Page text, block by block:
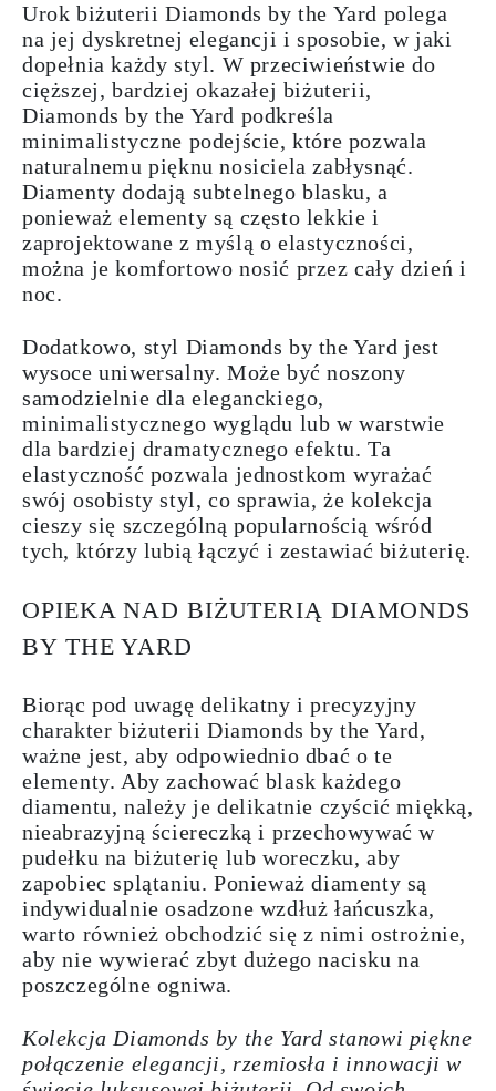
Urok biżuterii Diamonds by the Yard polega
na jej dyskretnej elegancji i sposobie, w jaki
dopełnia każdy styl. W przeciwieństwie do
cięższej, bardziej okazałej biżuterii,
Diamonds by the Yard podkreśla
minimalistyczne podejście, które pozwala
naturalnemu pięknu nosiciela zabłysnąć.
Diamenty dodają subtelnego blasku, a
ponieważ elementy są często lekkie i
zaprojektowane z myślą o elastyczności,
można je komfortowo nosić przez cały dzień i
noc.
Dodatkowo, styl Diamonds by the Yard jest
wysoce uniwersalny. Może być noszony
samodzielnie dla eleganckiego,
minimalistycznego wyglądu lub w warstwie
dla bardziej dramatycznego efektu. Ta
elastyczność pozwala jednostkom wyrażać
swój osobisty styl, co sprawia, że kolekcja
cieszy się szczególną popularnością wśród
tych, którzy lubią łączyć i zestawiać biżuterię.
OPIEKA NAD BIŻUTERIĄ DIAMONDS
BY THE YARD
Biorąc pod uwagę delikatny i precyzyjny
charakter biżuterii Diamonds by the Yard,
ważne jest, aby odpowiednio dbać o te
elementy. Aby zachować blask każdego
diamentu, należy je delikatnie czyścić miękką,
nieabrazyjną ściereczką i przechowywać w
pudełku na biżuterię lub woreczku, aby
zapobiec splątaniu. Ponieważ diamenty są
indywidualnie osadzone wzdłuż łańcuszka,
warto również obchodzić się z nimi ostrożnie,
aby nie wywierać zbyt dużego nacisku na
poszczególne ogniwa.
Kolekcja Diamonds by the Yard stanowi piękne
połączenie elegancji, rzemiosła i innowacji w